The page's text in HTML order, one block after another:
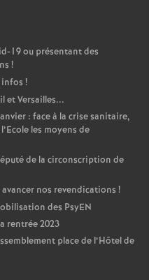
19 ou présentant des
!
infos !
et Versailles...
: face à la crise sanitaire,
les moyens de
de la circonscription de
nos revendications !
des PsyEN
rentrée 2023
place de l’Hôtel de